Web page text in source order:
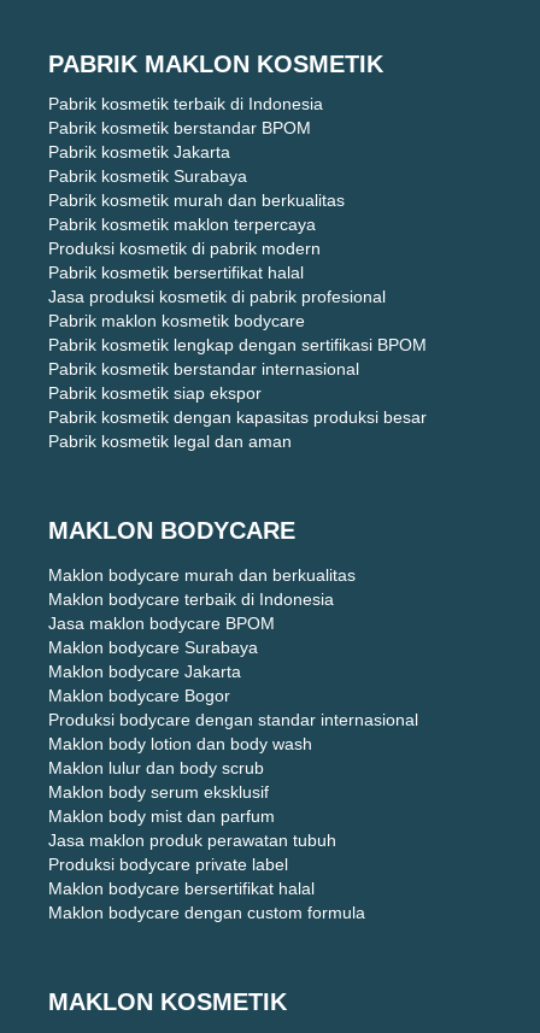
PABRIK MAKLON KOSMETIK
Pabrik kosmetik terbaik di Indonesia
Pabrik kosmetik berstandar BPOM
Pabrik kosmetik Jakarta
Pabrik kosmetik Surabaya
Pabrik kosmetik murah dan berkualitas
Pabrik kosmetik maklon terpercaya
Produksi kosmetik di pabrik modern
Pabrik kosmetik bersertifikat halal
Jasa produksi kosmetik di pabrik profesional
Pabrik maklon kosmetik bodycare
Pabrik kosmetik lengkap dengan sertifikasi BPOM
Pabrik kosmetik berstandar internasional
Pabrik kosmetik siap ekspor
Pabrik kosmetik dengan kapasitas produksi besar
Pabrik kosmetik legal dan aman
MAKLON BODYCARE
Maklon bodycare murah dan berkualitas
Maklon bodycare terbaik di Indonesia
Jasa maklon bodycare BPOM
Maklon bodycare Surabaya
Maklon bodycare Jakarta
Maklon bodycare Bogor
Produksi bodycare dengan standar internasional
Maklon body lotion dan body wash
Maklon lulur dan body scrub
Maklon body serum eksklusif
Maklon body mist dan parfum
Jasa maklon produk perawatan tubuh
Produksi bodycare private label
Maklon bodycare bersertifikat halal
Maklon bodycare dengan custom formula
MAKLON KOSMETIK